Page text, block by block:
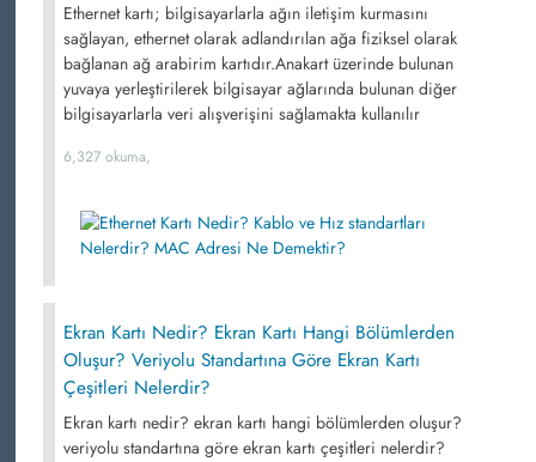
Ethernet kartı; bilgisayarlarla ağın iletişim kurmasını
sağlayan, ethernet olarak adlandırılan ağa fiziksel olarak
bağlanan ağ arabirim kartıdır.Anakart üzerinde bulunan
yuvaya yerleştirilerek bilgisayar ağlarında bulunan diğer
bilgisayarlarla veri alışverişini sağlamakta kullanılır
6,327 okuma,
Ekran Kartı Nedir? Ekran Kartı Hangi Bölümlerden
Oluşur? Veriyolu Standartına Göre Ekran Kartı
Çeşitleri Nelerdir?
Ekran kartı nedir? ekran kartı hangi bölümlerden oluşur?
veriyolu standartına göre ekran kartı çeşitleri nelerdir?